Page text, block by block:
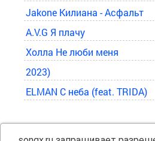
Jakone Килиана - Асфальт
A.V.G Я плачу
Холла Не люби меня
2023)
ELMAN С неба (feat. TRIDA)